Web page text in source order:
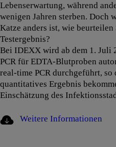
Lebenserwartung, während
wenigen Jahren sterben. Doch
Katze anders ist, wie
Testergebnis?
Bei IDEXX wird ab dem 1. Juli
PCR für EDTA-Blutproben
real-time PCR durchgeführt,
quantitatives Ergebnis
Einschätzung des
Weitere Informationen